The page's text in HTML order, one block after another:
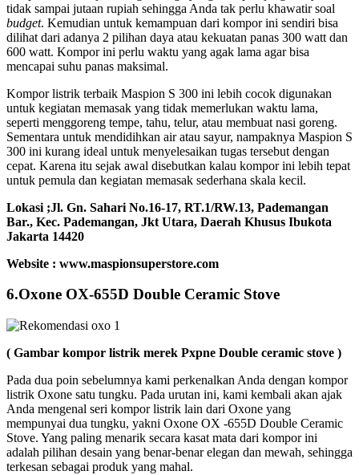
tidak sampai jutaan rupiah sehingga Anda tak perlu khawatir soal
budget. Kemudian untuk kemampuan dari kompor ini sendiri bisa
dilihat dari adanya 2 pilihan daya atau kekuatan panas 300 watt dan
600 watt. Kompor ini perlu waktu yang agak lama agar bisa
mencapai suhu panas maksimal.
Kompor listrik terbaik Maspion S 300 ini lebih cocok digunakan
untuk kegiatan memasak yang tidak memerlukan waktu lama,
seperti menggoreng tempe, tahu, telur, atau membuat nasi goreng.
Sementara untuk mendidihkan air atau sayur, nampaknya Maspion S
300 ini kurang ideal untuk menyelesaikan tugas tersebut dengan
cepat. Karena itu sejak awal disebutkan kalau kompor ini lebih tepat
untuk pemula dan kegiatan memasak sederhana skala kecil.
Lokasi ;Jl. Gn. Sahari No.16-17, RT.1/RW.13, Pademangan
Bar., Kec. Pademangan, Jkt Utara, Daerah Khusus Ibukota
Jakarta 14420
Website : www.maspionsuperstore.com
6.Oxone OX-655D Double Ceramic Stove
( Gambar kompor listrik merek Pxpne Double ceramic stove )
Pada dua poin sebelumnya kami perkenalkan Anda dengan kompor
listrik Oxone satu tungku. Pada urutan ini, kami kembali akan ajak
Anda mengenal seri kompor listrik lain dari Oxone yang
mempunyai dua tungku, yakni Oxone OX -655D Double Ceramic
Stove. Yang paling menarik secara kasat mata dari kompor ini
adalah pilihan desain yang benar-benar elegan dan mewah, sehingga
terkesan sebagai produk yang mahal.